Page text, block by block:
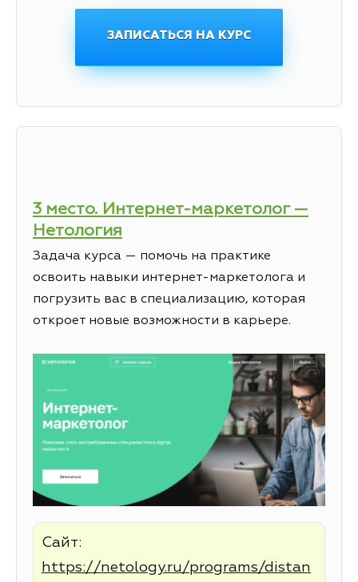
ЗАПИСАТЬСЯ НА КУРС
3 место. Интернет-маркетолог —
Нетология
Задача курса — помочь на практике
освоить навыки интернет-маркетолога и
погрузить вас в специализацию, которая
откроет новые возможности в карьере.
Сайт:
https://netology.ru/programs/distan